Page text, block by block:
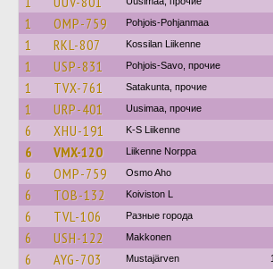
1 OMP-759 Pohjois-Pohjanmaa
1 RKL-807 Kossilan Liikenne
1 USP-831 Pohjois-Savo, прочие
1 TVX-761 Satakunta, прочие
1 URP-401 Uusimaa, прочие
6 XHU-191 K-S Liikenne
6 VMX-120 Liikenne Norppa
6 OMP-759 Osmo Aho
6 TOB-132 Koiviston L
6 TVL-106 Разные города
6 USH-122 Makkonen
6 AYG-703 Mustajärven